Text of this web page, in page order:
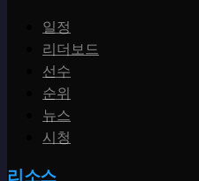
일정
리더보드
선수
순위
뉴스
시청
리소스